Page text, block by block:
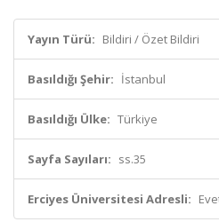
Yayın Türü: Bildiri / Özet Bildiri
Basıldığı Şehir: İstanbul
Basıldığı Ülke: Türkiye
Sayfa Sayıları: ss.35
Erciyes Üniversitesi Adresli: